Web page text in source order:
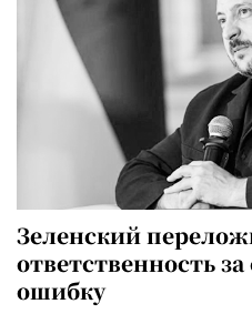
Зеленский
ответственность
ошибку